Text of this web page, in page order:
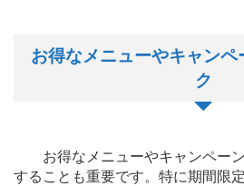
お得なメニューやキャンペ
ク
お得なメニューやキャンペーン
することも重要です。特に期間限